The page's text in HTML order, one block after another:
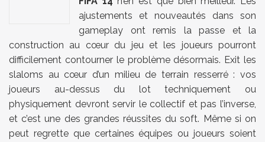
ajustements et nouveautés dans son
gameplay ont remis la passe et la
construction au cœur du jeu et les joueurs pourront
difficilement contourner le problème désormais. Exit les
slaloms au cœur d’un milieu de terrain resserré : vos
joueurs au-dessus du lot techniquement ou
physiquement devront servir le collectif et pas l’inverse,
et c’est une des grandes réussites du soft. Même si on
peut regrette que certaines équipes ou joueurs soient